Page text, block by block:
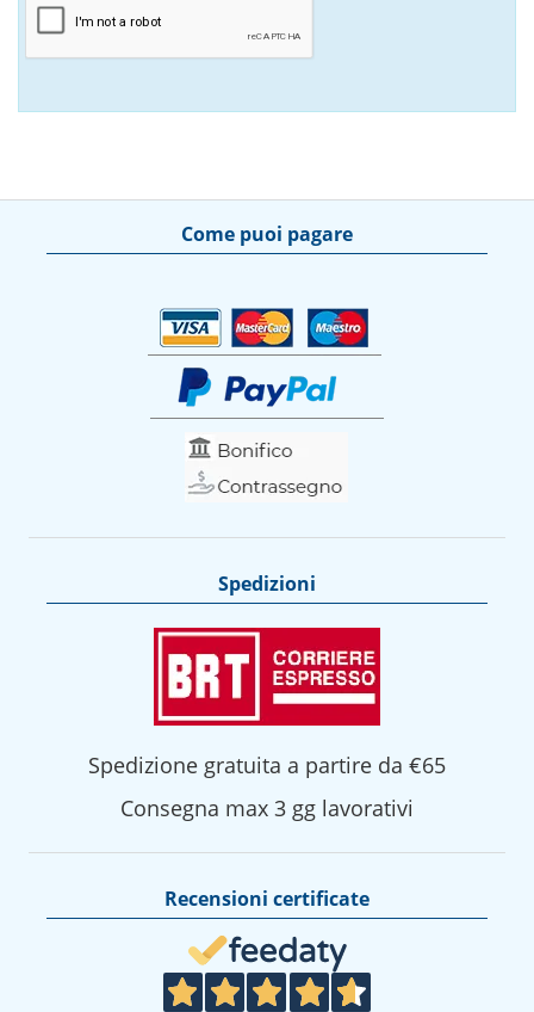
Come puoi pagare
Spedizioni
Spedizione gratuita a partire da €65
Consegna max 3 gg lavorativi
Recensioni certificate